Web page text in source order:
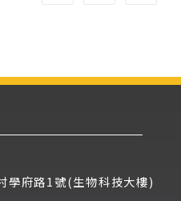
學府路1號(生物科技大樓)